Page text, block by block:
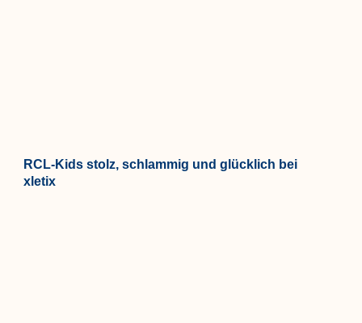
RCL-Kids stolz, schlammig und glücklich bei
xletix